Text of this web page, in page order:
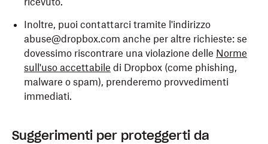
Inoltre, puoi contattarci tramite l'indirizzo
abuse@dropbox.com anche per altre richieste: se
dovessimo riscontrare una violazione delle Norme
sull'uso accettabile di Dropbox (come phishing,
malware o spam), prenderemo provvedimenti
immediati.
Suggerimenti per proteggerti da